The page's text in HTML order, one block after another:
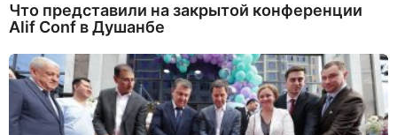
Что представили на закрытой конференции
Alif Conf в Душанбе